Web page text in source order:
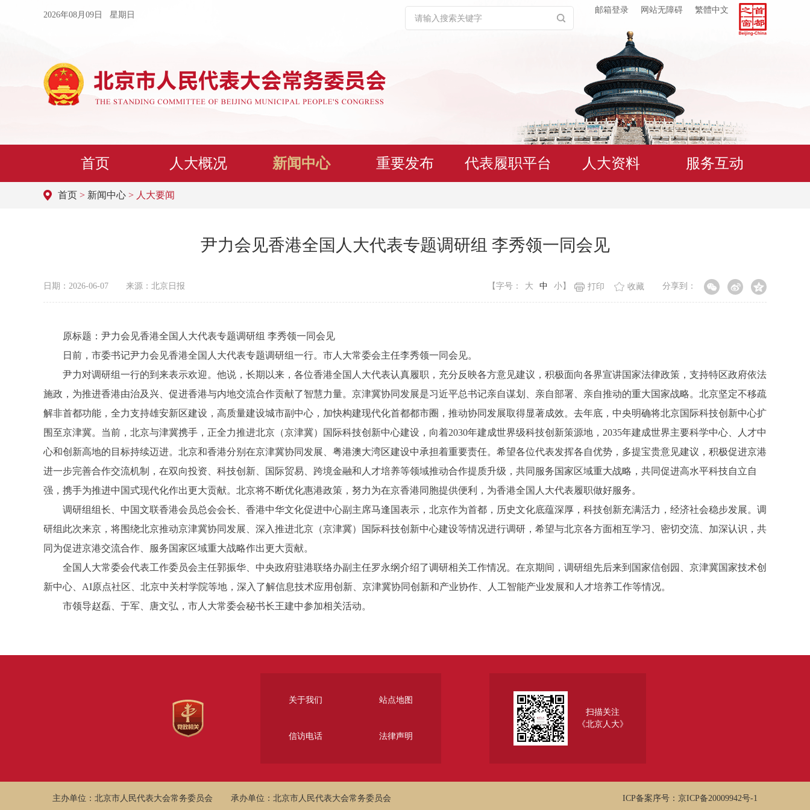
2026年08月09日 星期日
邮箱登录 网站无障碍 繁體中文
首页 人大概况 新闻中心 重要发布 代表履职平台 人大资料 服务互动
首页 > 新闻中心 > 人大要闻
尹力会见香港全国人大代表专题调研组 李秀领一同会见
日期：2026-06-07 来源：北京日报 分享到：
【字号： 大 中 小 】 收藏
打印
原标题： 尹力会见香港全国人大代表专题调研组 李秀领一同会见
日前，市委书记尹力会见香港全国人大代表专题调研组一行。市人大常委会主任李秀领一同会见。
尹力对调研组一行的到来表示欢迎。他说，长期以来，各位香港全国人大代表认真履职，充分反映各方意见建议，积极面向各界宣讲国家法律政策，支持特区政府依法
施政，为推进香港由治及兴、促进香港与内地交流合作贡献了智慧力量。京津冀协同发展是习近平总书记亲自谋划、亲自部署、亲自推动的重大国家战略。北京坚定不移疏
解非首都功能，全力支持雄安新区建设，高质量建设城市副中心，加快构建现代化首都都市圈，推动协同发展取得显著成效。去年底，中央明确将北京国际科技创新中心扩
围至京津冀。当前，北京与津冀携手，正全力推进北京（京津冀）国际科技创新中心建设，向着2030年建成世界级科技创新策源地，2035年建成世界主要科学中心、人才中
心和创新高地的目标持续迈进。北京和香港分别在京津冀协同发展、粤港澳大湾区建设中承担着重要责任。希望各位代表发挥各自优势，多提宝贵意见建议，积极促进京港
进一步完善合作交流机制，在双向投资、科技创新、国际贸易、跨境金融和人才培养等领域推动合作提质升级，共同服务国家区域重大战略，共同促进高水平科技自立自
强，携手为推进中国式现代化作出更大贡献。北京将不断优化惠港政策，努力为在京香港同胞提供便利，为香港全国人大代表履职做好服务。
调研组组长、中国文联香港会员总会会长、香港中华文化促进中心副主席马逢国表示，北京作为首都，历史文化底蕴深厚，科技创新充满活力，经济社会稳步发展。调
研组此次来京，将围绕北京推动京津冀协同发展、深入推进北京（京津冀）国际科技创新中心建设等情况进行调研，希望与北京各方面相互学习、密切交流、加深认识，共
同为促进京港交流合作、服务国家区域重大战略作出更大贡献。
全国人大常委会代表工作委员会主任郭振华、中央政府驻港联络办副主任罗永纲介绍了调研相关工作情况。在京期间，调研组先后来到国家信创园、京津冀国家技术创
新中心、AI原点社区、北京中关村学院等地，深入了解信息技术应用创新、京津冀协同创新和产业协作、人工智能产业发展和人才培养工作等情况。
市领导赵磊、于军、唐文弘，市人大常委会秘书长王建中参加相关活动。
扫描关注
《北京人大》
关于我们 站点地图
信访电话 法律声明
主办单位：北京市人民代表大会常务委员会 承办单位：北京市人民代表大会常务委员会 ICP备案序号：京ICP备20009942号-1